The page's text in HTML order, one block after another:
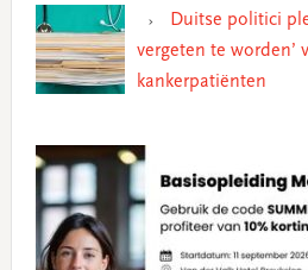
Duitse politici
vergeten te worden’
kankerpatiënten